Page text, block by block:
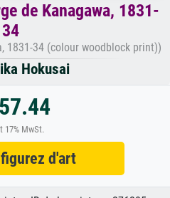
de Kanagawa, 1831-
34
1831-34 (colour woodblock print))
Hokusai
17% MwSt.
d'art